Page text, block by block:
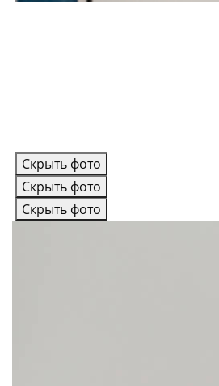
Скрыть фото
Скрыть фото
Скрыть фото